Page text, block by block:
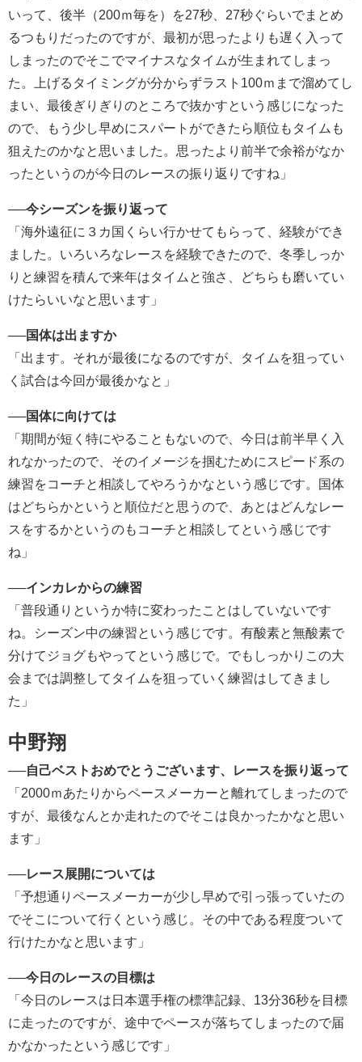
いって、後半（200ｍ毎を）を27秒、27秒ぐらいでまとめ
るつもりだったのですが、最初が思ったよりも遅く入って
しまったのでそこでマイナスなタイムが生まれてしまっ
た。上げるタイミングが分からずラスト100ｍまで溜めてし
まい、最後ぎりぎりのところで抜かすという感じになった
ので、もう少し早めにスパートができたら順位もタイムも
狙えたのかなと思いました。思ったより前半で余裕がなか
ったというのが今日のレースの振り返りですね」
──今シーズンを振り返って
「海外遠征に３カ国くらい行かせてもらって、経験ができ
ました。いろいろなレースを経験できたので、冬季しっか
りと練習を積んで来年はタイムと強さ、どちらも磨いてい
けたらいいなと思います」
──国体は出ますか
「出ます。それが最後になるのですが、タイムを狙ってい
く試合は今回が最後かなと」
──国体に向けては
「期間が短く特にやることもないので、今日は前半早く入
れなかったので、そのイメージを掴むためにスピード系の
練習をコーチと相談してやろうかなという感じです。国体
はどちらかというと順位だと思うので、あとはどんなレー
スをするかというのもコーチと相談してという感じです
ね」
──インカレからの練習
「普段通りというか特に変わったことはしていないです
ね。シーズン中の練習という感じです。有酸素と無酸素で
分けてジョグもやってという感じで。でもしっかりこの大
会までは調整してタイムを狙っていく練習はしてきまし
た」
中野翔
──自己ベストおめでとうございます、レースを振り返って
「2000ｍあたりからペースメーカーと離れてしまったので
すが、最後なんとか走れたのでそこは良かったかなと思い
ます」
──レース展開については
「予想通りペースメーカーが少し早めで引っ張っていたの
でそこについて行くという感じ。その中である程度ついて
行けたかなと思います」
──今日のレースの目標は
「今日のレースは日本選手権の標準記録、13分36秒を目標
に走ったのですが、途中でペースが落ちてしまったので届
かなかったという感じです」